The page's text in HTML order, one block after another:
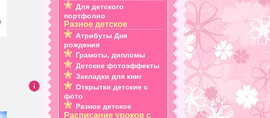
Для детского
портфолио
Разное детское
Атрибуты Дня
рождения
Грамоты, дипломы
Детские фотоэффекты
Закладки для книг
Открытки детские с
фото
Разное детское
Расписание уроков с